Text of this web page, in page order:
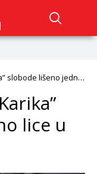
slobode lišeno jedno
lice u